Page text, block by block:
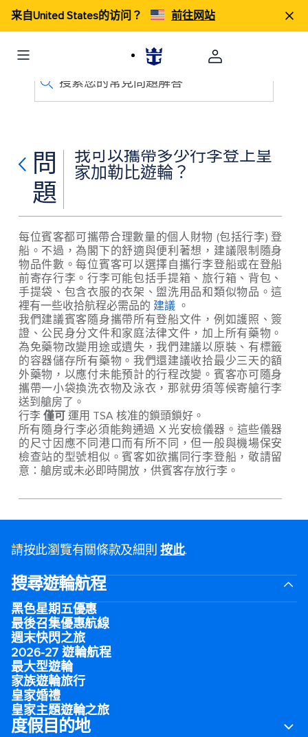
来自United States的访问？ 前往网站
搜索您的常見問題解答
問
題
我可以攜帶多少行李登上皇
家加勒比遊輪？
每位賓客都可攜帶合理數量的個人財物 (包括行李) 登
船。不過，為閣下的舒適與便利著想，建議限制隨身
物品件數。每位賓客可以選擇自攜行李登船或在登船
前寄存行李。行李可能包括手提箱、旅行箱、背包、
手提袋、包含衣服的衣架、盥洗用品和類似物品。這
裡有一些收拾航程必需品的 建議。
我們建議賓客隨身攜帶所有登船文件，例如護照、簽
證、公民身分文件和家庭法律文件，加上所有藥物。
為免藥物改變用途或遺失，我們建議以原裝、有標籤
的容器儲存所有藥物。我們還建議收拾最少三天的額
外藥物，以應付未能預計的行程改變。賓客亦可隨身
攜帶一小袋換洗衣物及泳衣，那就毋須等候寄艙行李
送到艙房了。
行李 僅可運用 TSA 核准的鎖頭鎖好。
所有隨身行李必須能夠通過 X 光安檢儀器。這些儀器
的尺寸因應不同港口而有所不同，但一般與機場保安
檢查站的型號相似。賓客如欲攜同行李登船，敬請留
意：艙房或未必即時開放，供賓客存放行李。
請按此瀏覽有關條款及細則按此.
搜尋遊輪航程
黑色星期五優惠
最後召集優惠航線
週末快閃之旅
2026-27 遊輪航程
最大型遊輪
家族遊輪旅行
皇家婚禮
皇家主題遊輪之旅
度假目的地